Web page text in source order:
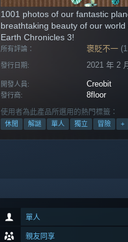
1001 photos of our fantastic
breathtaking beauty of our
Earth Chronicles 3!
所有評論： 褒貶不一
發行日期: 2021 年 2
開發人員: Creobit
發行商: 8floor
使用者為此產品所選用的熱門標籤：
休閒 解謎 單人 獨立 冒險 +
單人
親友同享